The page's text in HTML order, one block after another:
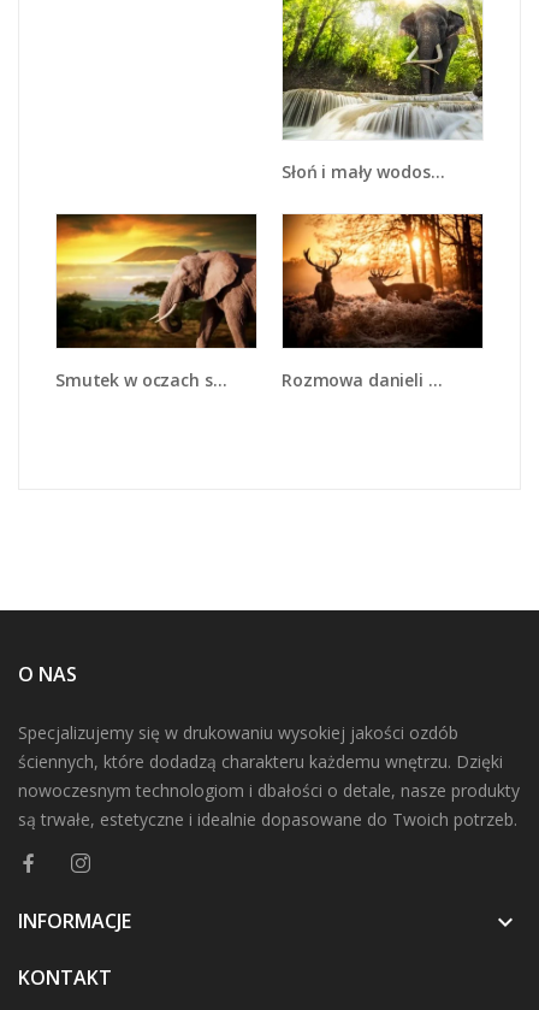
Słoń i mały wodospad - Z305
Smutek w oczach słonia - Z275 Rozmowa danieli w lesie - Z225
O NAS
Specjalizujemy się w drukowaniu wysokiej jakości ozdób
ściennych, które dodadzą charakteru każdemu wnętrzu. Dzięki
nowoczesnym technologiom i dbałości o detale, nasze produkty
są trwałe, estetyczne i idealnie dopasowane do Twoich potrzeb.
INFORMACJE 
KONTAKT